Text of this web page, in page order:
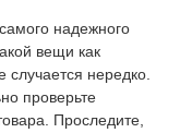
надежного
вещи как
нередко.
проверьте
Проследите,